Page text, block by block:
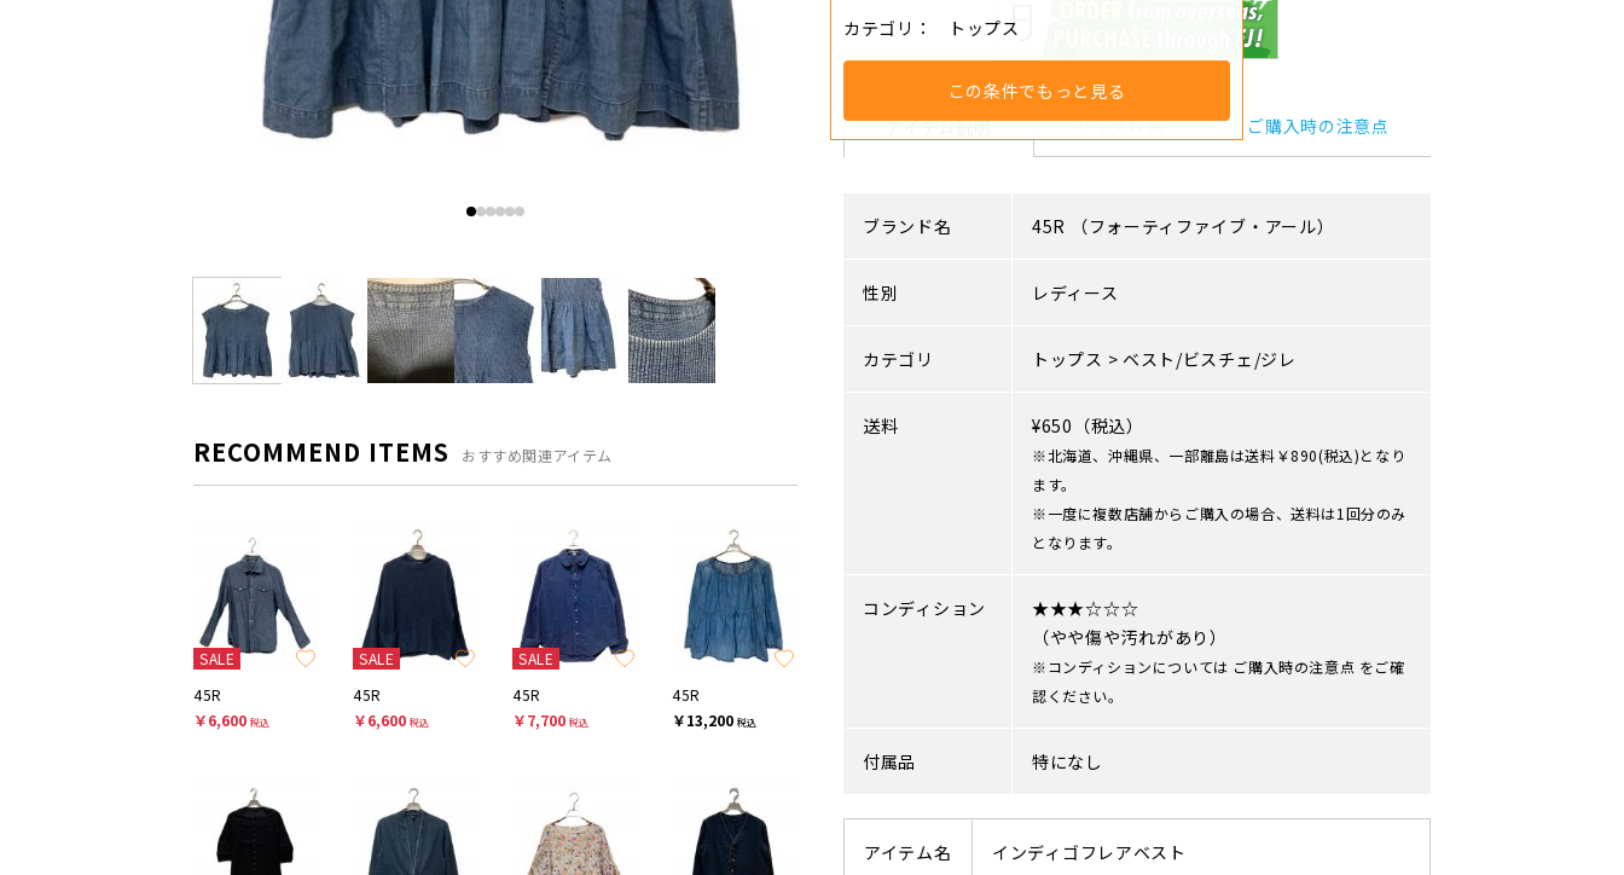
RECOMMEND ITEMS おすすめ関連アイテム
SALE
45R
￥6,600 税込
SALE
45R
￥6,600 税込
SALE
45R
￥7,700 税込
45R
￥13,200 税込
カテゴリ
トップス
この条件でもっと見る
アイテム説明 サイズ詳細 ご購入時の注意点
ブランド名 45R （フォーティファイブ・アール）
性別 レディース
カテゴリ トップス > ベスト/ビスチェ/ジレ
送料 ¥650（税込）
※北海道、沖縄県、一部離島は送料￥890(税込)となり
ます。
※一度に複数店舗からご購入の場合、送料は1回分のみ
となります。
コンディション
★★★☆☆☆
（やや傷や汚れがあり）
※コンディションについては ご購入時の注意点 をご確
認ください。
付属品 特になし
アイテム名 インディゴフレアベスト